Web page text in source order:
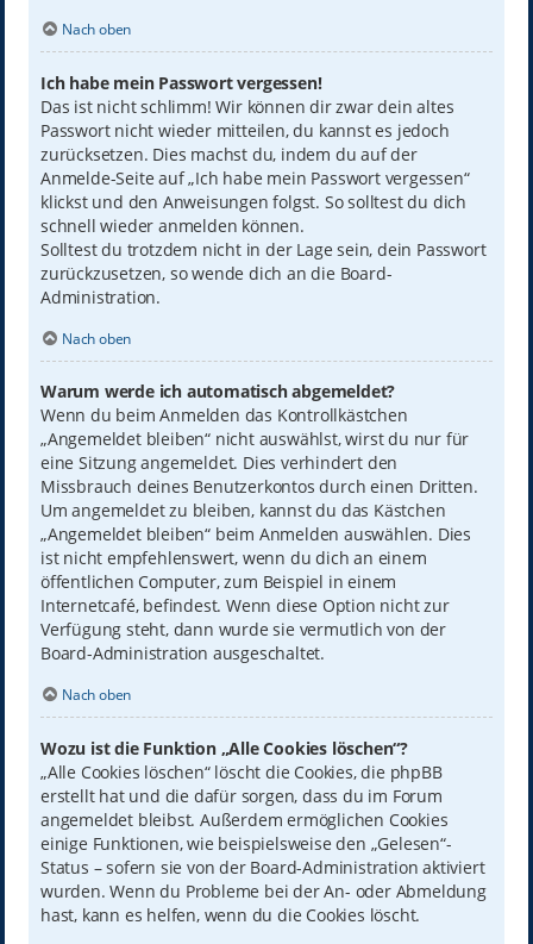
Nach oben
Ich habe mein Passwort vergessen!
Das ist nicht schlimm! Wir können dir zwar dein altes
Passwort nicht wieder mitteilen, du kannst es jedoch
zurücksetzen. Dies machst du, indem du auf der
Anmelde-Seite auf „Ich habe mein Passwort vergessen“
klickst und den Anweisungen folgst. So solltest du dich
schnell wieder anmelden können.
Solltest du trotzdem nicht in der Lage sein, dein Passwort
zurückzusetzen, so wende dich an die Board-
Administration.
Nach oben
Warum werde ich automatisch abgemeldet?
Wenn du beim Anmelden das Kontrollkästchen
„Angemeldet bleiben“ nicht auswählst, wirst du nur für
eine Sitzung angemeldet. Dies verhindert den
Missbrauch deines Benutzerkontos durch einen Dritten.
Um angemeldet zu bleiben, kannst du das Kästchen
„Angemeldet bleiben“ beim Anmelden auswählen. Dies
ist nicht empfehlenswert, wenn du dich an einem
öffentlichen Computer, zum Beispiel in einem
Internetcafé, befindest. Wenn diese Option nicht zur
Verfügung steht, dann wurde sie vermutlich von der
Board-Administration ausgeschaltet.
Nach oben
Wozu ist die Funktion „Alle Cookies löschen“?
„Alle Cookies löschen“ löscht die Cookies, die phpBB
erstellt hat und die dafür sorgen, dass du im Forum
angemeldet bleibst. Außerdem ermöglichen Cookies
einige Funktionen, wie beispielsweise den „Gelesen“-
Status – sofern sie von der Board-Administration aktiviert
wurden. Wenn du Probleme bei der An- oder Abmeldung
hast, kann es helfen, wenn du die Cookies löscht.